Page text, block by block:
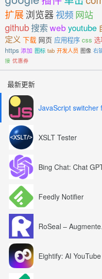
扩展浏览器 视频网站
github搜索web youtube
定义 下载 网页 应用程序 css
https 添加 图标 tab 开发人员 图像 右
接 优惠券
最新更新
XSLT Tester
Bing Chat: Chat
Feedly Notifier